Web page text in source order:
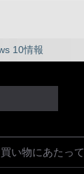
10情報
い物にあたって